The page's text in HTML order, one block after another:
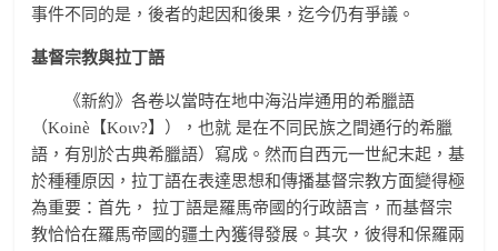
事件不同的是，後者的起因和後果，迄今仍有爭議。
基督宗教與拉丁語
《新約》各卷以當時在地中海沿岸通用的希臘語
（Koinè【Κοιν?】），也就 是在不同民族之間通行的希臘
語，有別於古典希臘語）寫成。然而自西元一世紀末起，基
於種種原因，拉丁語在表達思想和傳播基督宗教方面變得極
為重要：首先， 拉丁語是羅馬帝國的行政語言，而基督宗
教恰恰在羅馬帝國的疆土內獲得發展。其次，彼得和保羅兩